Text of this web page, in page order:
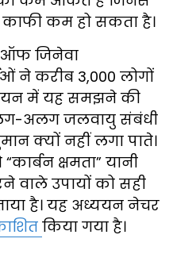
काफी कम हो सकता है।
ऑफ जिनेवा
ने करीब 3,000 लोगों
में यह समझने की
अलग जलवायु संबंधी
क्यों नहीं लगा पाते।
क्षमता” यानी
वाले उपायों को सही
है। यह अध्ययन नेचर
किया गया है।